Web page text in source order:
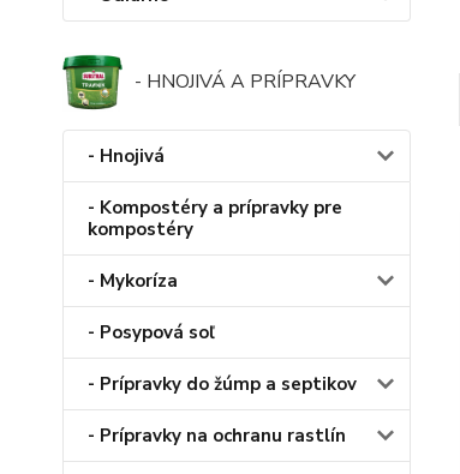
- HNOJIVÁ A PRÍPRAVKY
- Hnojivá
- Kompostéry a prípravky pre
kompostéry
- Mykoríza
- Posypová soľ
- Prípravky do žúmp a septikov
- Prípravky na ochranu rastlín